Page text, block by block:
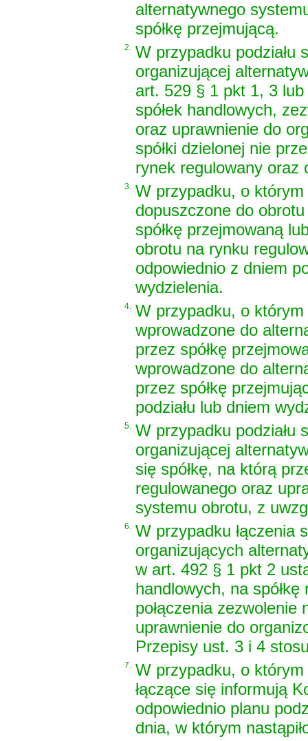
alternatywnego
spółkę przejmującą.
2. W przypadku podziału
organizującej
art. 529 § 1 pkt 1, 3
spółek handlowych,
oraz uprawnienie do
spółki dzielonej nie
rynek regulowany oraz
3. W przypadku, o
dopuszczone do
spółkę przejmowaną
obrotu na rynku
odpowiednio z dniem
wydzielenia.
4. W przypadku, o
wprowadzone do
przez spółkę
wprowadzone do
przez spółkę
podziału lub dniem
5. W przypadku podziału
organizującej
się spółkę, na którą
regulowanego oraz
systemu obrotu, z
6. W przypadku łączenia
organizujących
w art. 492 § 1 pkt 2
handlowych, na
połączenia
uprawnienie do
Przepisy ust. 3 i 4
7. W przypadku, o którym
łączące się informują
odpowiednio planu
dnia, w którym